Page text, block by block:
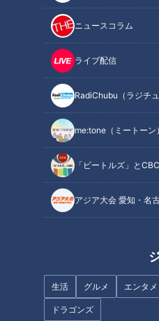
ニュースコラム
ライブ配信
RadiChubu（ラジチュ
me:tone（ミートーン）
「ビートルズ」とCBC
アジア大会 愛知・名
生活 グルメ エンタメ
ドラゴンズ
水の流入を防ぐ役割？
隧道」
画像：CBCテレビ『道との遭遇』
渡邊さんと一緒に旅をするの